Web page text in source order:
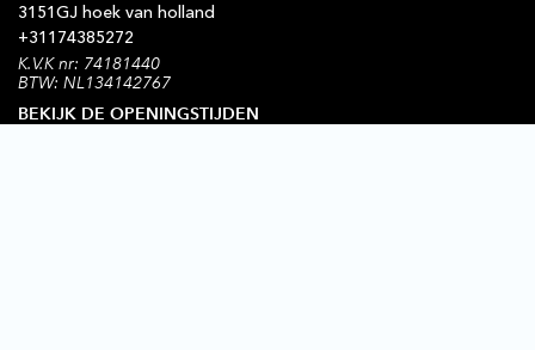
3151GJ hoek van holland
+31174385272
K.V.K nr: 74181440
BTW: NL134142767
BEKIJK DE OPENINGSTIJDEN